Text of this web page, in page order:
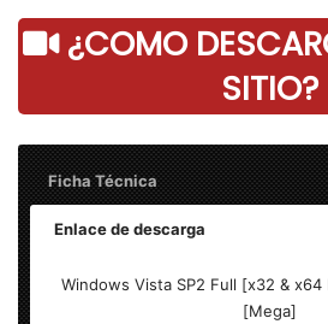
¿COMO
SITIO?
Ficha Técnica
Enlace de descarga
Windows Vista SP2 Full [x32 &
[Mega]